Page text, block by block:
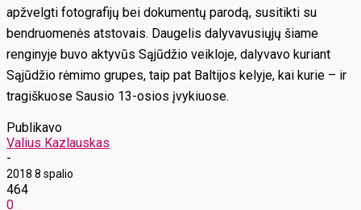
apžvelgti fotografijų bei dokumentų parodą, susitikti su
bendruomenės atstovais. Daugelis dalyvavusiųjų šiame
renginyje buvo aktyvūs Sąjūdžio veikloje, dalyvavo kuriant
Sąjūdžio rėmimo grupes, taip pat Baltijos kelyje, kai kurie – ir
tragiškuose Sausio 13-osios įvykiuose.
Publikavo
Valius Kazlauskas
-
2018 8 spalio
464
0